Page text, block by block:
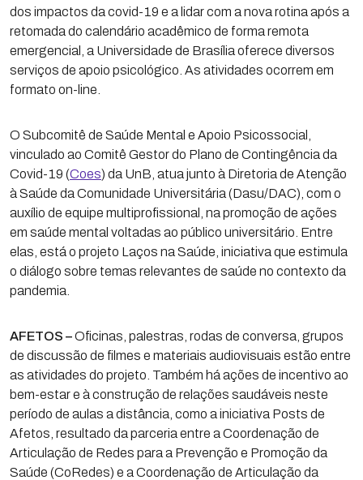
dos impactos da covid-19 e a lidar com a nova rotina após a
retomada do calendário acadêmico de forma remota
emergencial, a Universidade de Brasília oferece diversos
serviços de apoio psicológico. As atividades ocorrem em
formato on-line.
O Subcomitê de Saúde Mental e Apoio Psicossocial,
vinculado ao Comitê Gestor do Plano de Contingência da
Covid-19 (Coes) da UnB, atua junto à Diretoria de Atenção
à Saúde da Comunidade Universitária (Dasu/DAC), com o
auxílio de equipe multiprofissional, na promoção de ações
em saúde mental voltadas ao público universitário. Entre
elas, está o projeto Laços na Saúde, iniciativa que estimula
o diálogo sobre temas relevantes de saúde no contexto da
pandemia.
AFETOS –Oficinas, palestras, rodas de conversa, grupos
de discussão de filmes e materiais audiovisuais estão entre
as atividades do projeto. Também há ações de incentivo ao
bem-estar e à construção de relações saudáveis neste
período de aulas a distância, como a iniciativa Posts de
Afetos, resultado da parceria entre a Coordenação de
Articulação de Redes para a Prevenção e Promoção da
Saúde (CoRedes) e a Coordenação de Articulação da